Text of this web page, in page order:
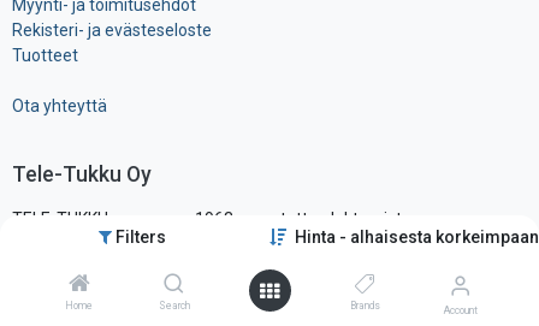
Filters Hinta - alhaisesta korkeimpaan
Home Search Brands Account
Myynti- ja toimitusehdot
Rekisteri- ja ​evästeseloste
Tuotteet
Ota yhteyttä
Tele-Tukku Oy
TELE-TUKKU on vuonna 1963 perustettu elektronisten
komponenttien ja tarvikkeiden maahantuonti- ja tukkuliike, ollen yksi
alansa vanhimmista ja tunnetuimmista yrityksistä Suomessa.
Sijaitsemme pääkaupunkiseudun läheisyydessä hyvien
liikenneyhteysien varrella, vain noin vartin päässä lentokentältä.